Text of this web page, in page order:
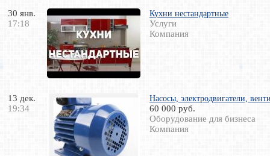
30 янв.
17:18
Кухни нестандартные
Услуги
Компания
13 дек.
19:34
Насосы, электродвигатели,
60 000 руб.
Оборудование для бизнеса
Компания